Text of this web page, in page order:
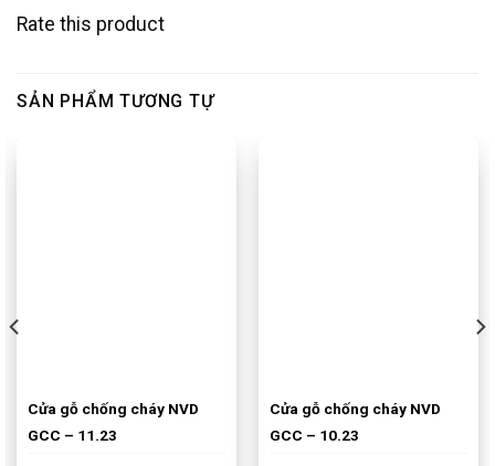
Rate this product
SẢN PHẨM TƯƠNG TỰ
Cửa gỗ chống cháy NVD
GCC – 11.23
Cửa gỗ chống cháy NVD
GCC – 10.23